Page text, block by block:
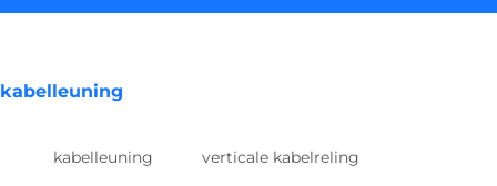
kabelleuning
kabelleuning verticale kabelreling